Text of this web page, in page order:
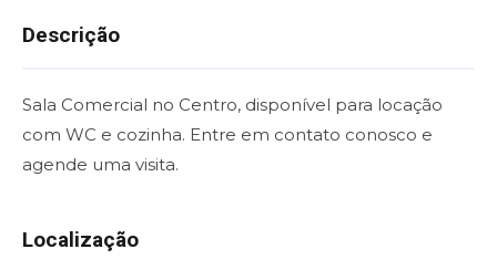
Descrição
Sala Comercial no Centro, disponível para locação
com WC e cozinha. Entre em contato conosco e
agende uma visita.
Localização